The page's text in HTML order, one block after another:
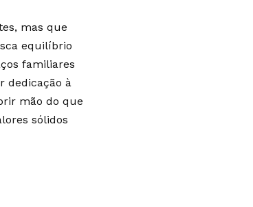
mas que
equilíbrio
familiares
dedicação à
mão do que
sólidos